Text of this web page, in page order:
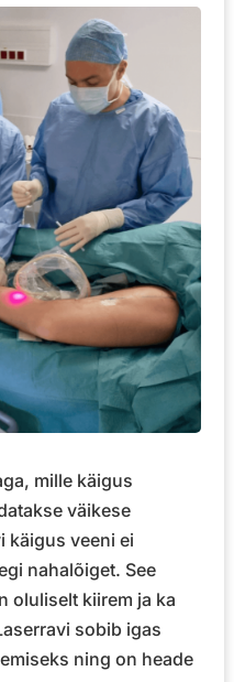
mille käigus
väikese
käigus veeni ei
nahalõiget. See
oluliselt kiirem ja ka
sobib igas
ning on heade